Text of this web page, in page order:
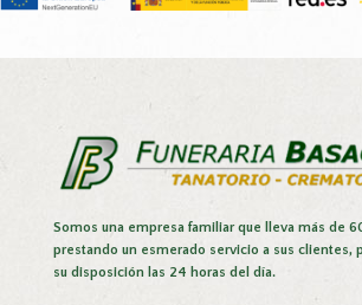
Somos una empresa familiar que lleva más de
prestando un esmerado servicio a sus clientes,
su disposición las 24 horas del día.